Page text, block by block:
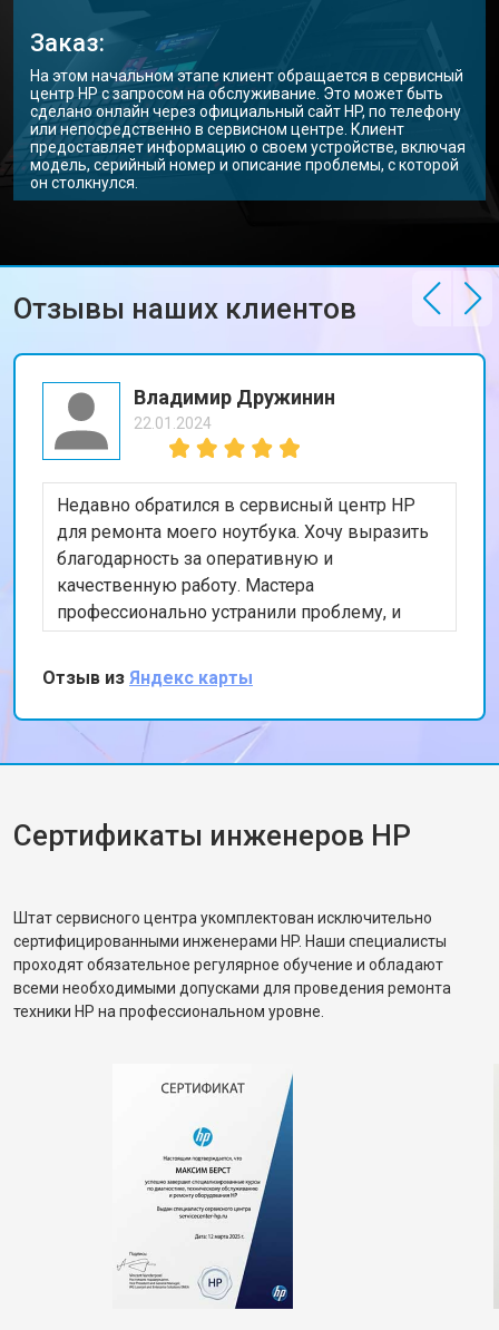
Замена кулера ноутбука HP
Замена микрофона
Замена оперативной памяти от 1100 ₽ Заказать
Прошивка BIOS ноутбука HP от 1500 ₽ Заказать
Замена северного моста
Заказ:
На этом начальном этапе клиент обращается в сервисный
центр HP с запросом на обслуживание. Это может быть
сделано онлайн через официальный сайт HP, по телефону
или непосредственно в сервисном центре. Клиент
предоставляет информацию о своем устройстве, включая
модель, серийный номер и описание проблемы, с которой
он столкнулся.
Отзывы наших клиентов
Владимир Дружинин
22.01.2024
Недавно обратился в сервисный центр HP
для ремонта моего ноутбука. Хочу выразить
благодарность за оперативную и
качественную работу. Мастера
профессионально устранили проблему, и
теперь мой ноутбук работает безупречно.
Особенно порадовало, что ремонт был
выполнен в тот же день. Спасибо за вашу
работу!
Отзыв из Яндекс карты
Сертификаты инженеров HP
Штат сервисного центра укомплектован исключительно
сертифицированными инженерами HP. Наши специалисты
проходят обязательное регулярное обучение и обладают
всеми необходимыми допусками для проведения ремонта
техники HP на профессиональном уровне.